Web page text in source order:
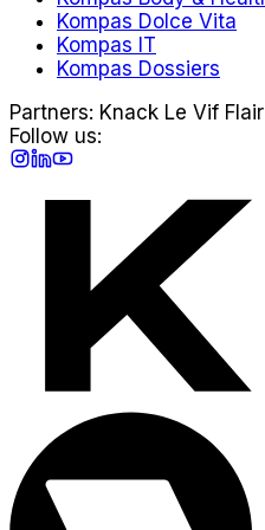
Kompas Dolce Vita
Kompas IT
Kompas Dossiers
Partners: Knack Le Vif Flair
Follow us:
Instagram
LinkedIn
YouTube